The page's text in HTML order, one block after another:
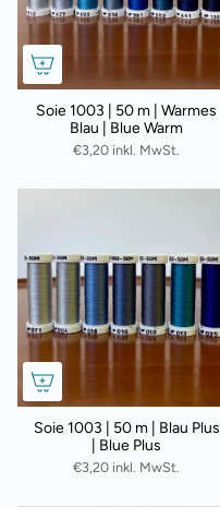
Soie 1003 | 50 m | Warmes
Blau | Blue Warm
€3,20 inkl. MwSt.
Soie 1003 | 50 m | Blau Plus
| Blue Plus
€3,20 inkl. MwSt.